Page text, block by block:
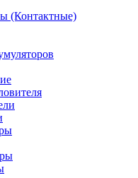
(Контактные)